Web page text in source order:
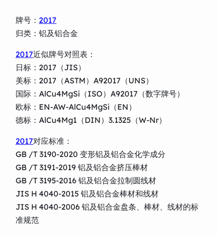
牌号： 2017
归类：铝及铝合金
2017近似牌号对照表：
日标：2017（JIS）
美标：2017（ASTM）A92017（UNS）
国际：AlCu4MgSi（ISO）A92017（数字牌号）
欧标：EN-AW-AlCu4MgSi（EN）
德标：AlCu4Mg1（DIN）3.1325（W-Nr）
2017对应标准：
GB /T 3190-2020 变形铝及铝合金化学成分
GB /T 3191-2019 铝及铝合金挤压棒材
GB /T 3195-2016 铝及铝合金拉制圆线材
JIS H 4040-2015 铝及铝合金棒材和线材
JIS H 4040-2006 铝及铝合金盘条、棒材、线材的标
准规范